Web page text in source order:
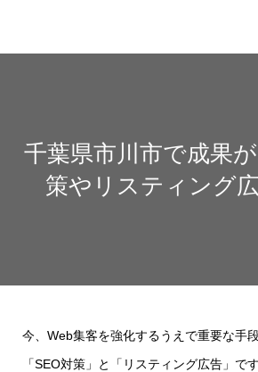
千葉県市川市で成果
策やリスティング
今、Web集客を強化するうえで重要な手
「SEO対策」と「リスティング広告」です